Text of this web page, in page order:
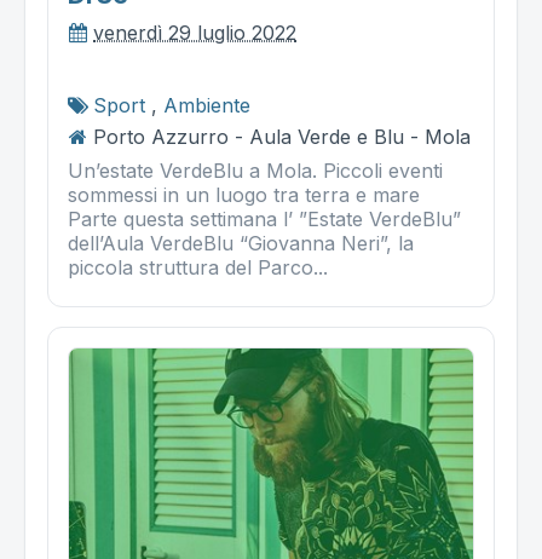
venerdì 29 luglio 2022
Sport , Ambiente
Porto Azzurro - Aula Verde e Blu - Mola
Un’estate VerdeBlu a Mola. Piccoli eventi
sommessi in un luogo tra terra e mare
Parte questa settimana l’ ”Estate VerdeBlu”
dell’Aula VerdeBlu “Giovanna Neri”, la
piccola struttura del Parco...